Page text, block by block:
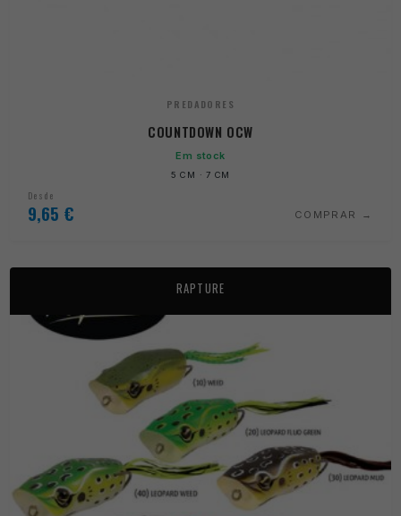
PREDADORES
COUNTDOWN OCW
Em stock
5 CM · 7 CM
Desde
9,65 € COMPRAR
RAPTURE